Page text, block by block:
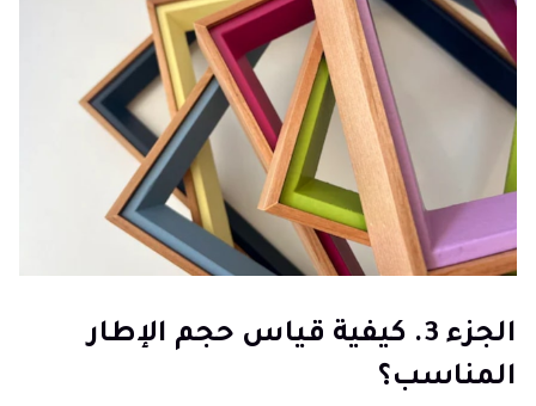
الجزء 3. كيفية قياس حجم الإطار
المناسب؟